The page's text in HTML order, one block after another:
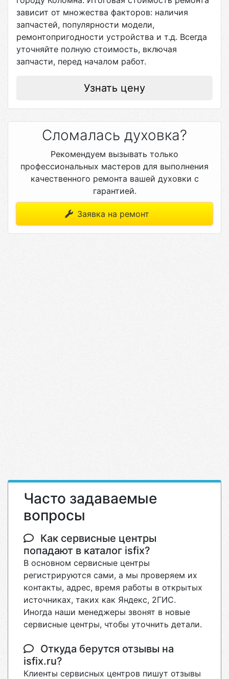
зависит от множества факторов: наличия
запчастей, популярности модели,
ремонтопригодности устройства и т.д. Всегда
уточняйте полную стоимость, включая
запчасти, перед началом работ.
Узнать цену
Сломалась духовка?
Рекомендуем вызывать только
профессиональных мастеров для выполнения
качественного ремонта вашей духовки с
гарантией.
Заявка на ремонт
Часто задаваемые
вопросы
Как сервисные центры
попадают в каталог isfix?
В основном сервисные центры
регистрируются сами, а мы проверяем их
контакты, адрес, время работы в открытых
источниках, таких как Яндекс, 2ГИС.
Иногда наши менеджеры звонят в новые
сервисные центры, чтобы уточнить детали.
Откуда берутся отзывы на
isfix.ru?
Клиенты сервисных центров пишут отзывы